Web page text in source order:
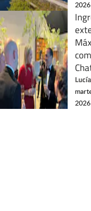
2026
2026